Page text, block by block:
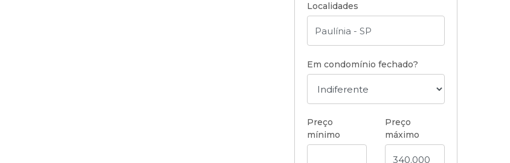
Localidades
Em condomínio fechado?
Preço
mínimo
Preço
máximo